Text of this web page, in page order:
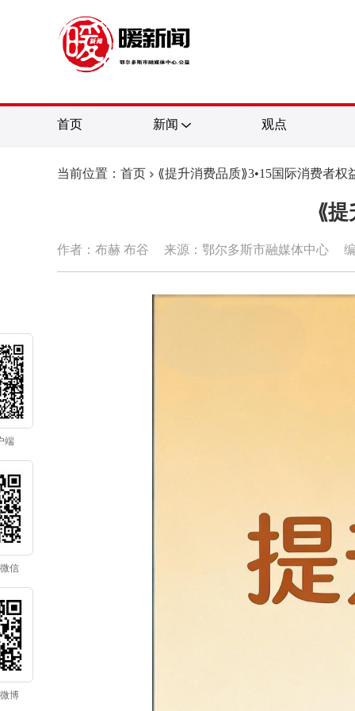
首页 新闻 观点
端
信
博
当前位置：首页 ⟪提升消费品质⟫3•15国际消费者权
⟪提
作者：布赫 布谷 来源：鄂尔多斯市融媒体中心